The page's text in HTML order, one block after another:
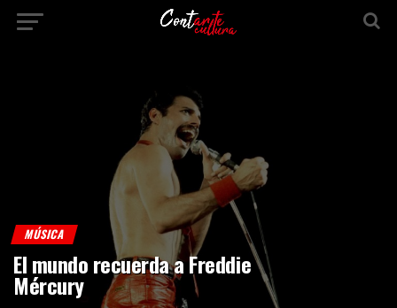
MÚSICA
El mundo recuerda a Freddie
Mércury